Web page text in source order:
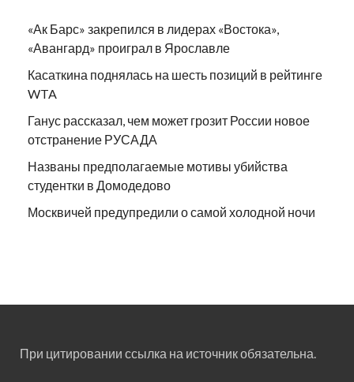
«Ак Барс» закрепился в лидерах «Востока»,
«Авангард» проиграл в Ярославле
Касаткина поднялась на шесть позиций в рейтинге
WTA
Ганус рассказал, чем может грозит России новое
отстранение РУСАДА
Названы предполагаемые мотивы убийства
студентки в Домодедово
Москвичей предупредили о самой холодной ночи
При цитировании ссылка на источник обязательна.